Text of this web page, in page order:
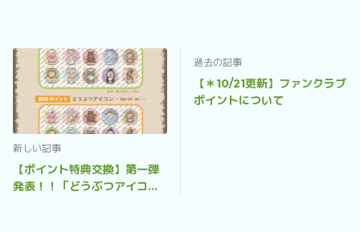
新しい記事
【ポイント特典交換】第一弾
発表！！「どうぶつアイコン
過去の記事
【＊10/21更新】ファンクラブ
ポイントについて